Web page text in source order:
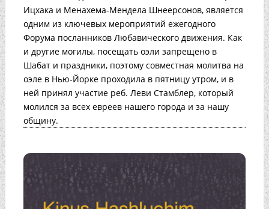
Ицхака и Менахема-Мендела Шнеерсонов, является
одним из ключевых мероприятий ежегодного
Форума посланников Любавического движения. Как
и другие могилы, посещать оэли запрещено в
Шабат и праздники, поэтому совместная молитва на
оэле в Нью-Йорке проходила в пятницу утром, и в
ней принял участие реб. Леви Стамблер, который
молился за всех евреев нашего города и за нашу
общину.